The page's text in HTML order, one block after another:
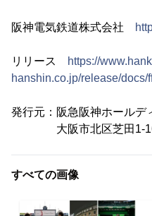
阪神電気鉄道株式会社
リリース
https://
hanshin.co.jp/release/
発行元：阪急阪神ホールデ
大阪市北区芝田1-
すべての画像